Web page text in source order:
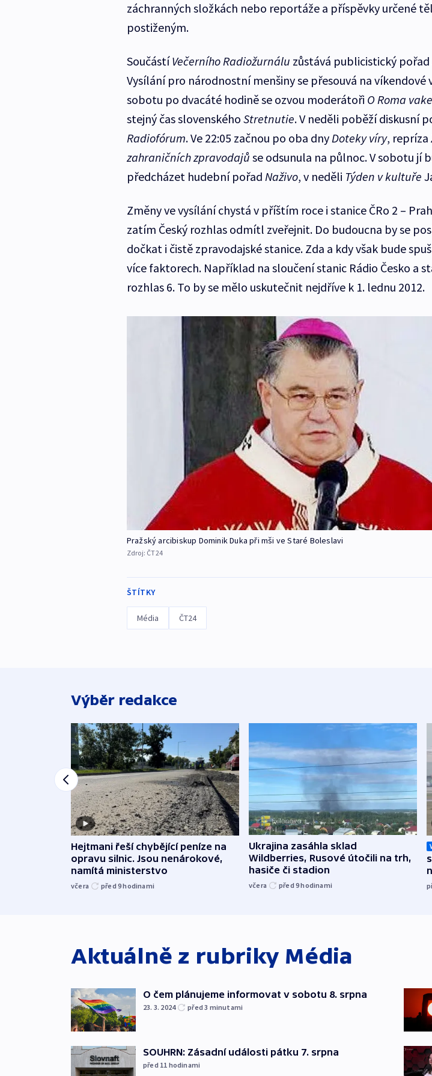
záchranných složkách nebo reportáže a příspěvky určené
postiženým.
SoučástíVečerního Radiožurnálu zůstává publicistický pořad
Vysílání pro národnostní menšiny se přesouvá na víkendové
sobotu po dvacáté hodině se ozvou moderátoři O Roma
stejný čas slovenského Stretnutie. V neděli poběží diskusní
Radiofórum. Ve 22:05 začnou po oba dnyDoteky víry, repríza
zahraničních zpravodajů se odsunula na půlnoc. V sobotu jí
předcházet hudební pořad Naživo, v neděli Týden v kultuře
Změny ve vysílání chystá v příštím roce i stanice ČRo 2 –
zatím Český rozhlas odmítl zveřejnit. Do budoucna by se
dočkat i čistě zpravodajské stanice. Zda a kdy však bude
více faktorech. Například na sloučení stanic Rádio Česko a
rozhlas 6. To by se mělo uskutečnit nejdříve k 1. lednu 2012.
Pražský arcibiskup Dominik Duka při mši ve Staré Boleslavi
Zdroj: ČT24
ŠTÍTKY
Média ČT24
Výběr redakce
Hejtmani řeší chybějící peníze na
opravu silnic. Jsou nenárokové,
namítá ministerstvo
včera před 9hodinami
Ukrajina zasáhla sklad
Wildberries, Rusové útočili na trh,
hasiče či stadion
včera před 9hodinami
Aktuálně z rubriky Média
O čem plánujeme informovat v sobotu 8. srpna
23. 3. 2024 před 3 minutami
SOUHRN: Zásadní události pátku 7. srpna
před 11 hodinami